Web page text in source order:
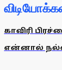
காவிரி
என்னால் நல்ல